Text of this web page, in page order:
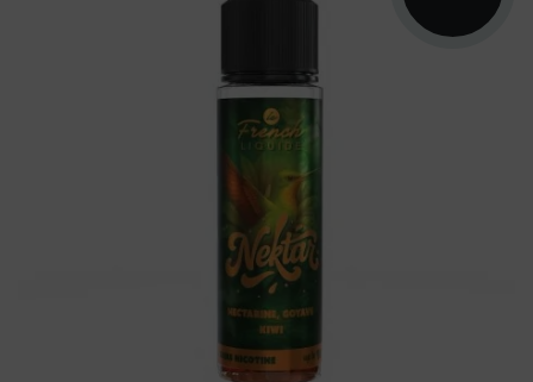
Arômes : nectarine, goyave, kiwi. E-liquide
Nektar Le French Liquide. Disponible en 50